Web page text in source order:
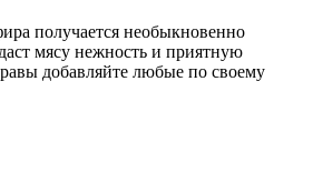
получается необыкновенно
мясу нежность и приятную
добавляйте любые по своему